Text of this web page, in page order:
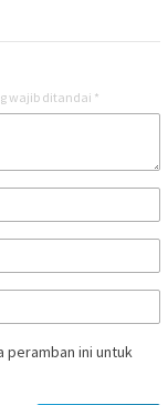
wajib ditandai *
peramban ini untuk